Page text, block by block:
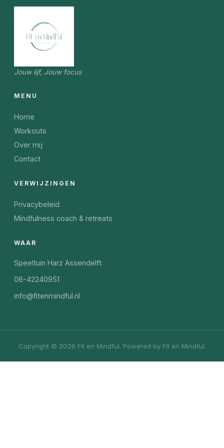
Jouw lijf, Jouw focus
MENU
Home
Workouts
Over mij
Contact
VERWIJZINGEN
Privacybeleid
Mindfulness coach & retreats
WAAR
Speeltuin Harz Assendelft
06-42240951
info@fitenmindful.nl
Copyright © 2026 Fit en Mindful. Powered by Fit en Mindful.